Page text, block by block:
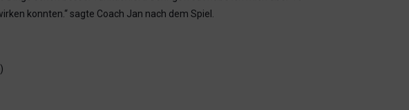
konnten.“ sagte Coach Jan nach dem Spiel.